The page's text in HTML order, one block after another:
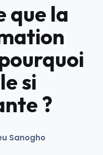
que la
si
?
Sanogho